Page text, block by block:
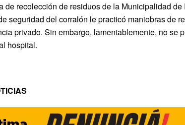
de recolección de residuos de la Municipalidad
seguridad del corralón le practicó maniobras de
privado. Sin embargo, lamentablemente, no se
hospital.